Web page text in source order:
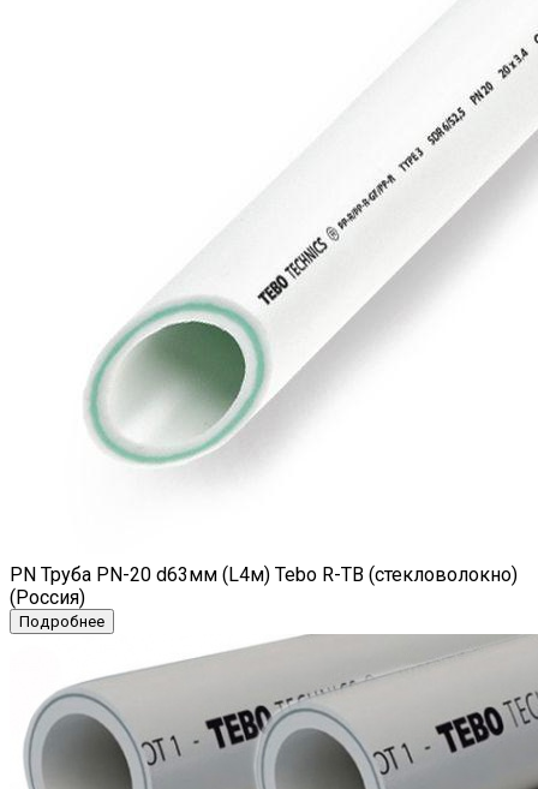
PN Труба PN-20 d63мм (L4м) Tebo R-TB (стекловолокно)
(Россия)